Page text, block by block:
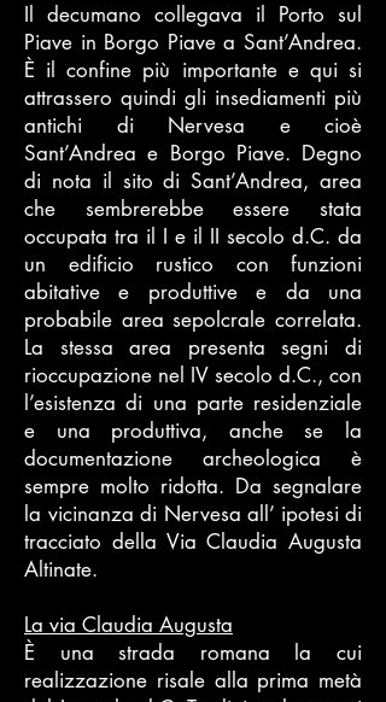
Il decumano collegava il Porto sul
Piave in Borgo Piave a Sant’Andrea.
È il confine più importante e qui si
attrassero quindi gli insediamenti più
antichi di Nervesa e cioè
Sant’Andrea e Borgo Piave. Degno
di nota il sito di Sant’Andrea, area
che sembrerebbe essere stata
occupata tra il I e il II secolo d.C. da
un edificio rustico con funzioni
abitative e produttive e da una
probabile area sepolcrale correlata.
La stessa area presenta segni di
rioccupazione nel IV secolo d.C., con
l’esistenza di una parte residenziale
e una produttiva, anche se la
documentazione archeologica è
sempre molto ridotta. Da segnalare
la vicinanza di Nervesa all’ ipotesi di
tracciato della Via Claudia Augusta
Altinate.
La via Claudia Augusta
È una strada romana la cui
realizzazione risale alla prima metà